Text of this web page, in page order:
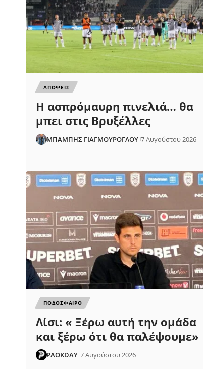
ΑΠΟΨΕΙΣ
Η ασπρόμαυρη πινελιά… θα
μπει στις Βρυξέλλες
ΜΠΑΜΠΗΣ ΓΙΑΓΜΟΥΡΟΓΛΟΥ 7 Αυγούστου 2026
ΠΟΔΟΣΦΑΙΡΟ
Λίσι: « Ξέρω αυτή την ομάδα
και ξέρω ότι θα παλέψουμε»
PAOKDAY 7 Αυγούστου 2026